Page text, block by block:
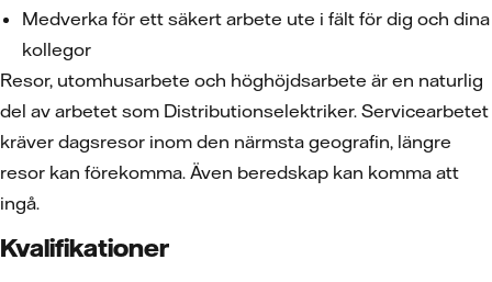
Medverka för ett säkert arbete ute i fält för dig och dina
kollegor
Resor, utomhusarbete och höghöjdsarbete är en naturlig
del av arbetet som Distributionselektriker. Servicearbetet
kräver dagsresor inom den närmsta geografin, längre
resor kan förekomma. Även beredskap kan komma att
ingå.
Kvalifikationer